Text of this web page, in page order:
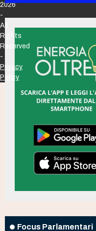
Focus Parlamentari
2026
-
All
Rights
Reserved
-
Privacy
Policy